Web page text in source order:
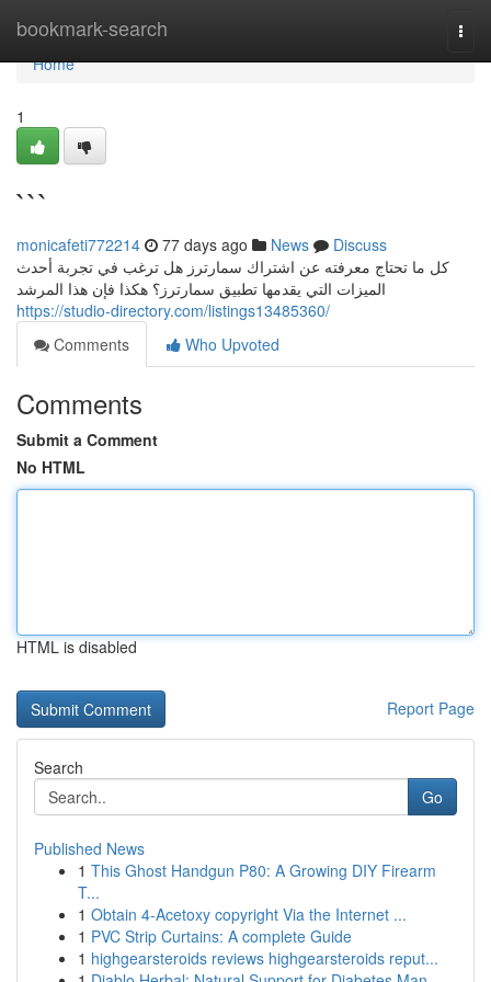
bookmark-search
Home
Home
1
```
monicafeti772214 77 days ago News
Discuss
كل ما تحتاج معرفته عن اشتراك سمارترز هل ترغب في تجربة أحدث
الميزات التي يقدمها تطبيق سمارترز؟ هكذا فإن هذا المرشد
https://studio-directory.com/listings13485360/
Comments
Who Upvoted
Comments
Submit a Comment
No HTML
HTML is disabled
Report Page
Search
Go
Published News
1 This Ghost Handgun P80: A Growing DIY Firearm
T...
1 Obtain 4-Acetoxy copyright Via the Internet ...
1 PVC Strip Curtains: A complete Guide
1 highgearsteroids reviews highgearsteroids reput...